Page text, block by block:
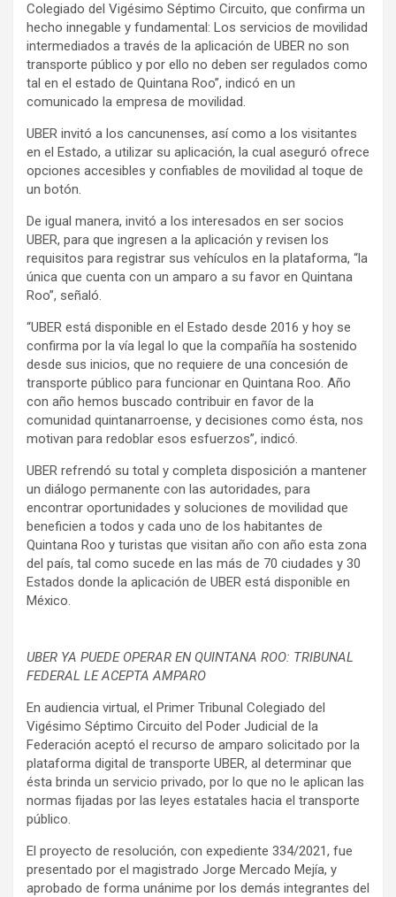
Colegiado del Vigésimo Séptimo Circuito, que confirma un
hecho innegable y fundamental: Los servicios de movilidad
intermediados a través de la aplicación de UBER no son
transporte público y por ello no deben ser regulados como
tal en el estado de Quintana Roo”, indicó en un
comunicado la empresa de movilidad.
UBER invitó a los cancunenses, así como a los visitantes
en el Estado, a utilizar su aplicación, la cual aseguró ofrece
opciones accesibles y confiables de movilidad al toque de
un botón.
De igual manera, invitó a los interesados en ser socios
UBER, para que ingresen a la aplicación y revisen los
requisitos para registrar sus vehículos en la plataforma, “la
única que cuenta con un amparo a su favor en Quintana
Roo”, señaló.
“UBER está disponible en el Estado desde 2016 y hoy se
confirma por la vía legal lo que la compañía ha sostenido
desde sus inicios, que no requiere de una concesión de
transporte público para funcionar en Quintana Roo. Año
con año hemos buscado contribuir en favor de la
comunidad quintanarroense, y decisiones como ésta, nos
motivan para redoblar esos esfuerzos”, indicó.
UBER refrendó su total y completa disposición a mantener
un diálogo permanente con las autoridades, para
encontrar oportunidades y soluciones de movilidad que
beneficien a todos y cada uno de los habitantes de
Quintana Roo y turistas que visitan año con año esta zona
del país, tal como sucede en las más de 70 ciudades y 30
Estados donde la aplicación de UBER está disponible en
México.
UBER YA PUEDE OPERAR EN QUINTANA ROO: TRIBUNAL
FEDERAL LE ACEPTA AMPARO
En audiencia virtual, el Primer Tribunal Colegiado del
Vigésimo Séptimo Circuito del Poder Judicial de la
Federación aceptó el recurso de amparo solicitado por la
plataforma digital de transporte UBER, al determinar que
ésta brinda un servicio privado, por lo que no le aplican las
normas fijadas por las leyes estatales hacia el transporte
público.
El proyecto de resolución, con expediente 334/2021, fue
presentado por el magistrado Jorge Mercado Mejía, y
aprobado de forma unánime por los demás integrantes del